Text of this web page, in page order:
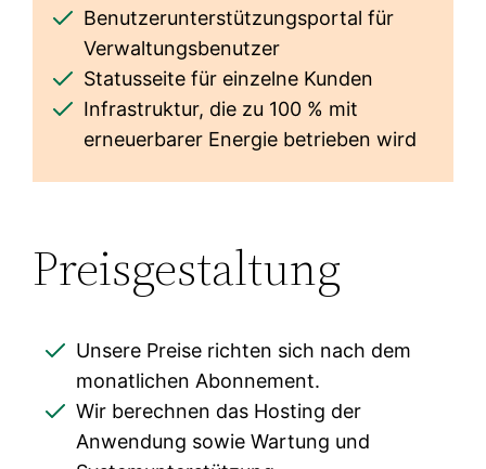
Benutzerunterstützungsportal für
Verwaltungsbenutzer
Statusseite für einzelne Kunden
Infrastruktur, die zu 100 % mit
erneuerbarer Energie betrieben wird
Preisgestaltung
Unsere Preise richten sich nach dem
monatlichen Abonnement.
Wir berechnen das Hosting der
Anwendung sowie Wartung und